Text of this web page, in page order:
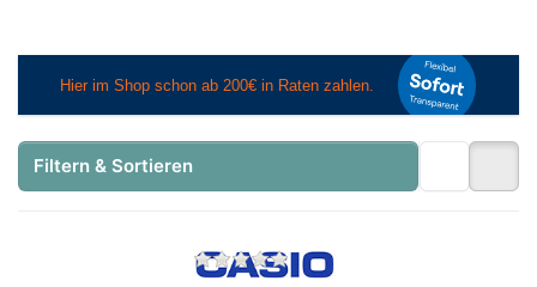
Filtern & Sortieren
Zu diesem Produkt liegen